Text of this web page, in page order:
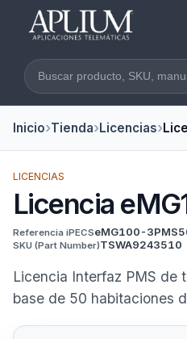
Buscar en la web
Inicio Tienda Licencias
LICENCIAS
Licencia
Referencia iPECSeMG100-
SKU (Part Number)TSWA9243510
Licencia Interfaz PMS de
base de 50 habitaciones